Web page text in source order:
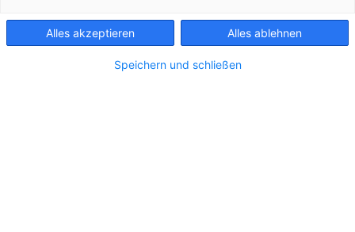
Alles akzeptieren Alles ablehnen
Speichern und schließen